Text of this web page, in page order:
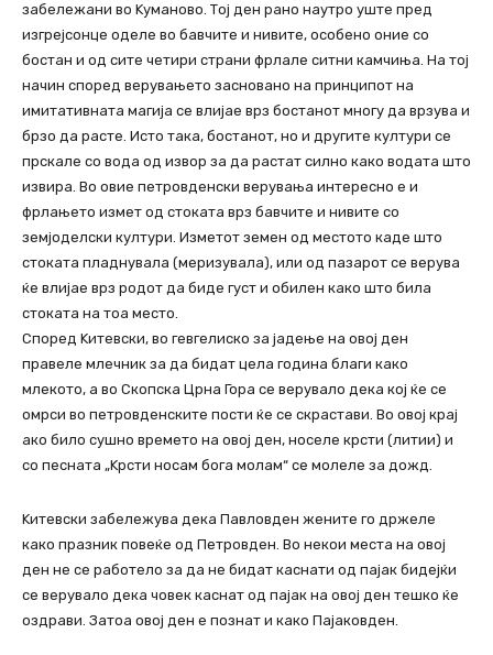
забележани во Kуманово. Тој ден рано наутро уште пред
изгрејсонце оделе во бавчите и нивите, особено оние со
бостан и од сите четири страни фрлале ситни камчиња. На тој
начин според верувањето засновано на принципот на
имитативната магија се влијае врз бостанот многу да врзува и
брзо да расте. Исто така, бостанот, но и другите култури се
прскале со вода од извор за да растат силно како водата што
извира. Во овие петровденски верувања интересно е и
фрлањето измет од стоката врз бавчите и нивите со
земјоделски култури. Изметот земен од местото каде што
стоката пладнувала (меризувала), или од пазарот се верува
ќе влијае врз родот да биде густ и обилен како што била
стоката на тоа место.
Според Kитевски, во гевгелиско за јадење на овој ден
правеле млечник за да бидат цела година благи како
млекото, а во Скопска Црна Гора се верувало дека кој ќе се
омрси во петровденските пости ќе се скрастави. Во овој крај
ако било сушно времето на овој ден, носеле крсти (литии) и
со песната „Kрсти носам бога молам“ се молеле за дожд.
Kитевски забележува дека Павловден жените го држеле
како празник повеќе од Петровден. Во некои места на овој
ден не се работело за да не бидат каснати од пајак бидејќи
се верувало дека човек каснат од пајак на овој ден тешко ќе
оздрави. Затоа овој ден е познат и како Пајаковден.